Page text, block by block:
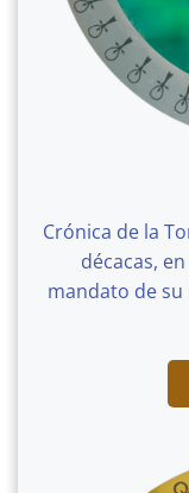
Crónica de la
décacas,
mandato de su